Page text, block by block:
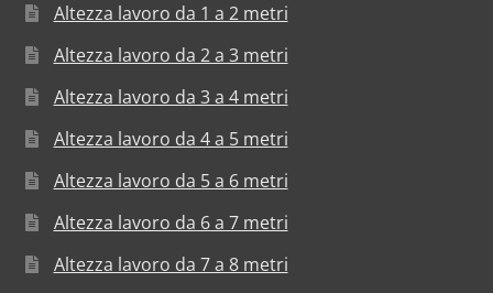
Altezza lavoro da 1 a 2 metri
Altezza lavoro da 2 a 3 metri
Altezza lavoro da 3 a 4 metri
Altezza lavoro da 4 a 5 metri
Altezza lavoro da 5 a 6 metri
Altezza lavoro da 6 a 7 metri
Altezza lavoro da 7 a 8 metri